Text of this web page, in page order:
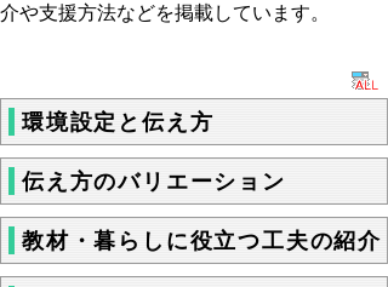
介や支援方法などを掲載しています。
環境設定と伝え方
伝え方のバリエーション
教材・暮らしに役立つ工夫の紹介